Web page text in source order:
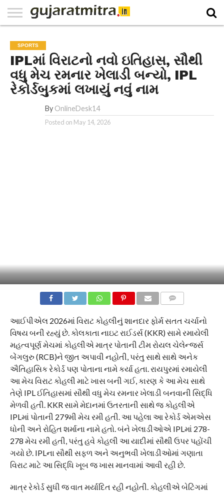
PAPER
NATIONAL
WORLD
BUSINESS
SPORTS
GUJARAT
OPINION
MORE
SPORTS
IPLમાં વિરાટનો નવો ઇતિહાસ, સૌથી
વધુ મેચ રમનાર ખેલાડી બન્યો, IPL
રેકોર્ડબુકમાં લખાયું નવું નામ
By OnlineDesk14
Posted on May 14, 2026
આઈપીએલ 2026માં વિરાટ કોહલીનું શાનદાર ફોર્મ સતત ચર્ચાનો
વિષય બની રહ્યું છે. કોલકાતા નાઇટ રાઈડર્સ (KKR) સામે રમાયેલી
મહત્વપૂર્ણ મેચમાં કોહલીએ માત્ર પોતાની ટીમ રોયલ ચેલેન્જર્સ
બેંગલુરુ (RCB)ને જીત અપાવી નહોતી, પરંતુ સાથે સાથે અનેક
ઐતિહાસિક રેકોર્ડ પણ પોતાના નામે કર્યા હતા. રાયપુરમાં રમાયેલી
આ મેચ વિરાટ કોહલી માટે ખાસ બની ગઈ, કારણ કે આ મેચ સાથે
તેણે IPL ઈતિહાસમાં સૌથી વધુ મેચ રમનાર ખેલાડી બનવાની સિદ્ધિ
મેળવી હતી. KKR સામે મેદાનમાં ઉતરતાની સાથે જ કોહલીએ
IPLમાં પોતાની 279મી મેચ રમી હતી. આ પહેલા આ રેકોર્ડ એમએસ
ધોની અને રોહિત શર્માના નામે હતો. બંને ખેલાડીઓએ IPLમાં 278-
278 મેચ રમી હતી, પરંતુ હવે કોહલી આ યાદીમાં સૌથી ઉપર પહોંચી
ગયો છે. IPLના સૌથી સફળ અને અનુભવી ખેલાડીઓમાં ગણાતા
વિરાટ માટે આ સિદ્ધિ ખૂબ જ ખાસ માનવામાં આવી રહી છે.
માત્ર રેકોર્ડ સુધી જ વાત મર્યાદિત રહી નહોતી. કોહલીએ બેટિંગમાં